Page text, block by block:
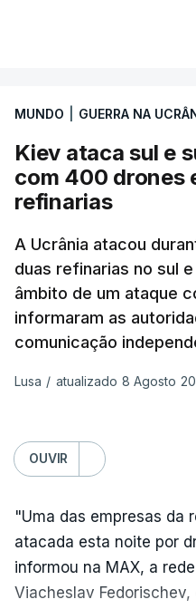
Na periferia nordeste
causaram três mortos,
anos, bem como três
Pukhivka, segundo os
mísseis ou drones.
Na própria capital,
feridos pela autoridade
serviços de resgate
bairros.
Ucrânia pela Rússia, os
ambos os lados de uma
civis.
Na quarta-feira, pelo
sido mortas em
MUNDO GUERRA NA
Kiev ataca sul e
com 400 drones
refinarias
A Ucrânia atacou
duas refinarias no sul
âmbito de um ataque
informaram as
comunicação
Lusa / atualizado 8 Agosto
OUVIR
"Uma das empresas da
atacada esta noite por
informou na MAX, a
Viacheslav